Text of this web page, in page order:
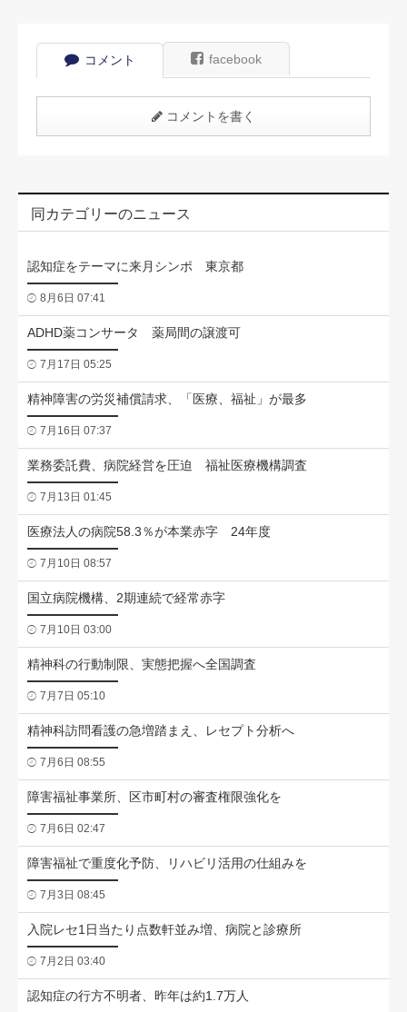
コメント facebook
コメントを書く
同カテゴリーのニュース
認知症をテーマに来月シンポ 東京都
8月6日 07:41
ADHD薬コンサータ 薬局間の譲渡可
7月17日 05:25
精神障害の労災補償請求、「医療、福祉」が最多
7月16日 07:37
業務委託費、病院経営を圧迫 福祉医療機構調査
7月13日 01:45
医療法人の病院58.3％が本業赤字 24年度
7月10日 08:57
国立病院機構、2期連続で経常赤字
7月10日 03:00
精神科の行動制限、実態把握へ全国調査
7月7日 05:10
精神科訪問看護の急増踏まえ、レセプト分析へ
7月6日 08:55
障害福祉事業所、区市町村の審査権限強化を
7月6日 02:47
障害福祉で重度化予防、リハビリ活用の仕組みを
7月3日 08:45
入院レセ1日当たり点数軒並み増、病院と診療所
7月2日 03:40
認知症の行方不明者、昨年は約1.7万人